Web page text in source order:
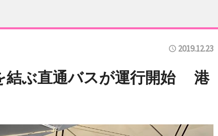
2019.12.23
結ぶ直通バスが運行開始 港